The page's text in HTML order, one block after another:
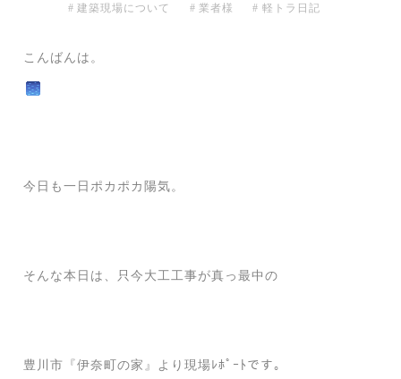
建築現場について 業者様 軽トラ日記
こんばんは。
今日も一日ポカポカ陽気。
そんな本日は、只今大工工事が真っ最中の
豊川市『伊奈町の家』より現場ﾚﾎﾟｰﾄです。